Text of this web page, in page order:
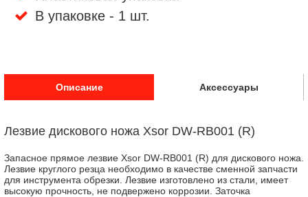
В упаковке - 1 шт.
Описание Аксессуары
Лезвие дискового ножа Xsor DW-RB001 (R)
Запасное прямое лезвие Xsor DW-RB001 (R) для дискового ножа.
Лезвие круглого резца необходимо в качестве сменной запчасти
для инструмента обрезки. Лезвие изготовлено из стали, имеет
высокую прочность, не подвержено коррозии. Заточка